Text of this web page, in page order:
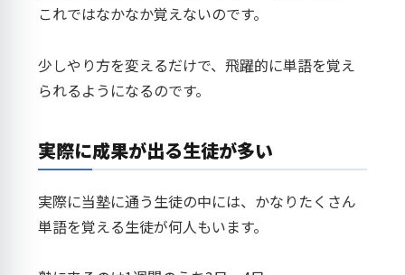
これではなかなか覚えないのです。
少しやり方を変えるだけで、飛躍的に単語を覚え
られるようになるのです。
実際に成果が出る生徒が多い
実際に当塾に通う生徒の中には、かなりたくさん
単語を覚える生徒が何人もいます。